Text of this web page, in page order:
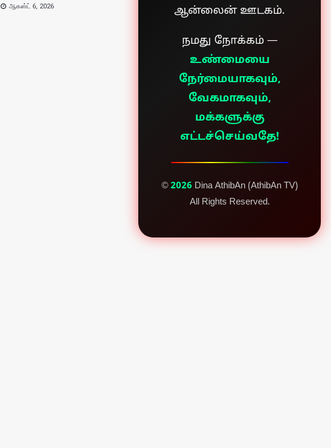
ஆகஸ்ட் 6, 2026
ஆன்லைன் ஊடகம்.
நமது நோக்கம் —
உண்மையை
நேர்மையாகவும்,
வேகமாகவும்,
மக்களுக்கு
எட்டச்செய்வதே!
© 2026 Dina AthibAn (AthibAn TV)
All Rights Reserved.